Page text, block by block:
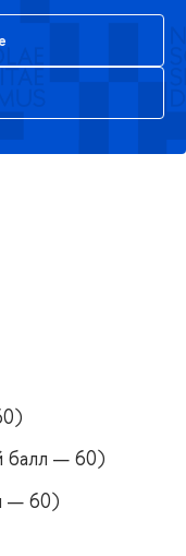
балл — 60)
— 60)